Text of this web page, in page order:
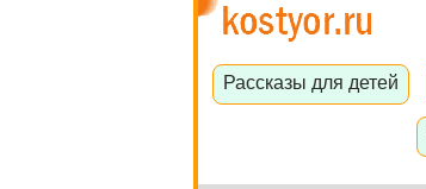
Рассказы для детей